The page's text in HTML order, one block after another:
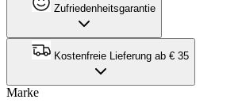
Zufriedenheitsgarantie
Kostenfreie Lieferung ab € 35
Marke